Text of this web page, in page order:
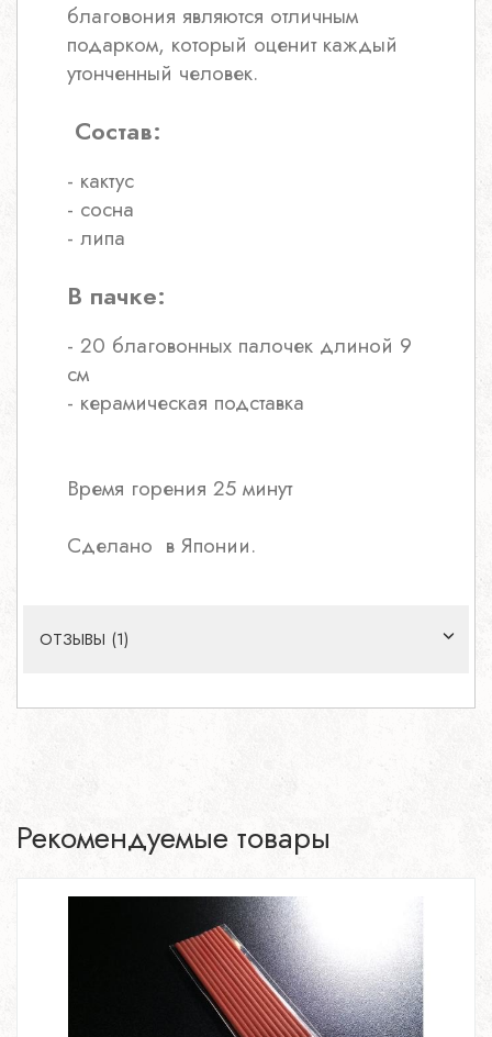
благовония являются отличным
подарком, который оценит каждый
утонченный человек.
Состав:
- кактус
- сосна
- липа
В пачке:
- 20 благовонных палочек длиной 9
см
- керамическая подставка
Время горения 25 минут
Сделано в Японии.
ОТЗЫВЫ (1)
Рекомендуемые товары